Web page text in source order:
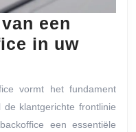
een
in uw
vormt het fundament
klantgerichte frontlinie
een essentiële